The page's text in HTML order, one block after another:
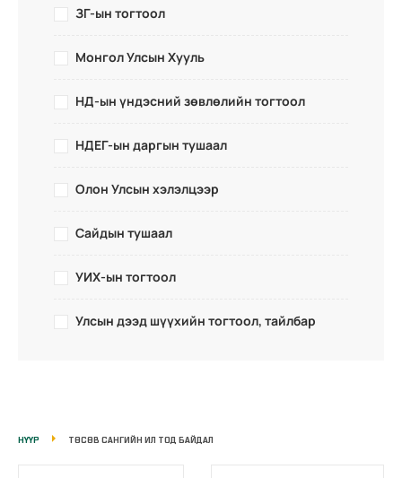
ЗГ-ын тогтоол
Монгол Улсын Хууль
НД-ын үндэсний зөвлөлийн тогтоол
НДЕГ-ын даргын тушаал
Олон Улсын хэлэлцээр
Сайдын тушаал
УИХ-ын тогтоол
Улсын дээд шүүхийн тогтоол, тайлбар
НҮҮР ТӨСӨВ САНГИЙН ИЛ ТОД БАЙДАЛ